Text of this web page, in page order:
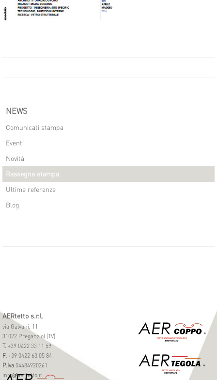
NEWS
Comunicati stampa
Eventi
Novità
Rassegna stampa
Ultime referenze
Blog
AERtetto s.r.l.
via Galvani, 11
31022 Preganziol (TV)
T. +39 0422 33 11 59
F. +39 0422 63 05 84
P.Iva 04484920261
info@aertetto.it